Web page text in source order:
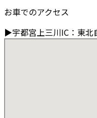
お車でのアクセス
▶宇都宮上三川IC ： 東北